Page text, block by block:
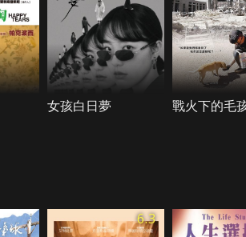
女孩白日夢 戰火下的毛
6.3